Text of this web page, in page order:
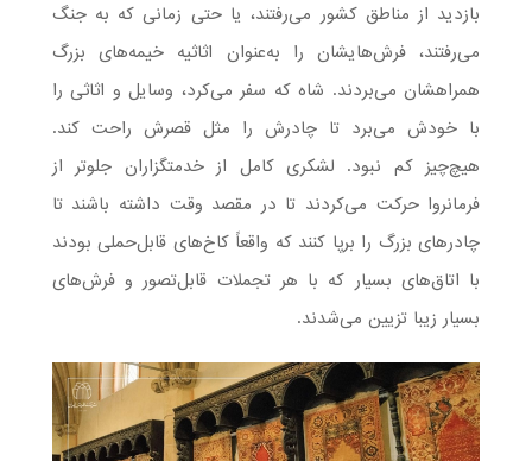
بازدید از مناطق کشور می‌رفتند، یا حتی زمانی که به جنگ
می‌رفتند، فرش‌هایشان را به‌عنوان اثاثیه خیمه‌های بزرگ
همراهشان می‌بردند. شاه که سفر می‌کرد، وسایل و اثاثی را
با خودش می‌برد تا چادرش را مثل قصرش راحت کند.
هیچ‌چیز کم نبود. لشکری کامل از خدمتگزاران جلوتر از
فرمانروا حرکت می‌کردند تا در مقصد وقت داشته باشند تا
چادرهای بزرگ را برپا کنند که واقعاً کاخ‌های قابل‌حملی بودند
با اتاق‌های بسیار که با هر تجملات قابل‌تصور و فرش‌های
بسیار زیبا تزیین می‌شدند.